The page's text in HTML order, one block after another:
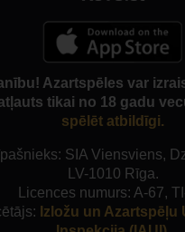
Azartspēles var
tikai no 18 gadu
spēlēt atbildīgi.
SIA Viensviens,
LV-1010 Rīga.
Licences numurs: A-67,
Izložu un Azartspēļu